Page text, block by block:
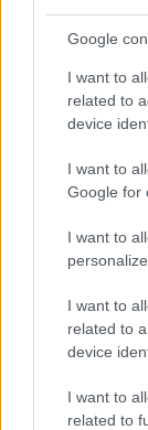
Google
I want to
related to
device
I want to
Google for
I want to
I want to
related to
device
I want to
related to
Beneficios de
y formas
Diego Herrera · 2